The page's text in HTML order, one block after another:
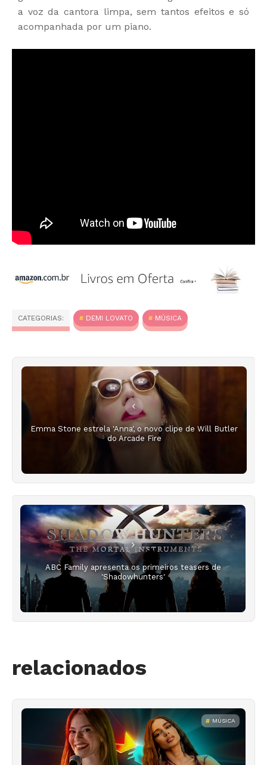
a voz da cantora limpa, sem tantos efeitos e só
acompanhada por um piano.
CATEGORIAS: DEMI LOVATO MÚSICA
Emma Stone estrela 'Anna', o novo clipe de Will Butler
do Arcade Fire
ABC Family apresenta os primeiros teasers de
'Shadowhunters'
relacionados
MÚSICA